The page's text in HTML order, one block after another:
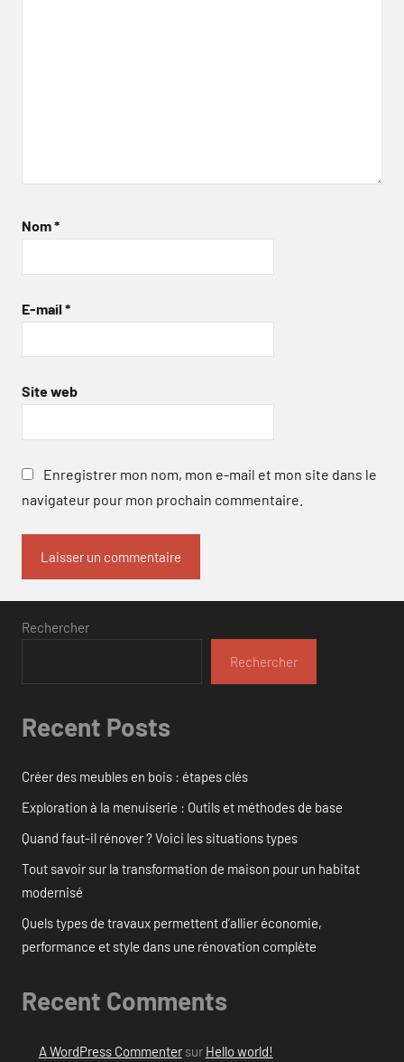
Nom*
E-mail *
Site web
Enregistrer mon nom, mon e-mail et mon site dans le
navigateur pour mon prochain commentaire.
Rechercher
Rechercher
Recent Posts
Créer des meubles en bois : étapes clés
Exploration à la menuiserie : Outils et méthodes de base
Quand faut-il rénover ? Voici les situations types
Tout savoir sur la transformation de maison pour un habitat
modernisé
Quels types de travaux permettent d’allier économie,
performance et style dans une rénovation complète
Recent Comments
A WordPress Commentersur Hello world!